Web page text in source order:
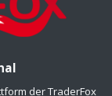
der TraderFox